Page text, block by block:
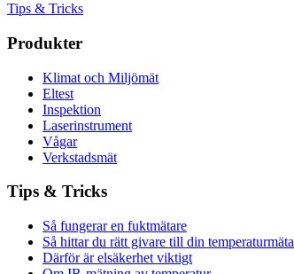
Tips & Tricks
Produkter
Klimat och Miljömät
Eltest
Inspektion
Laserinstrument
Vågar
Verkstadsmät
Tips & Tricks
Så fungerar en fuktmätare
Så hittar du rätt givare till din
Därför är elsäkerhet viktigt